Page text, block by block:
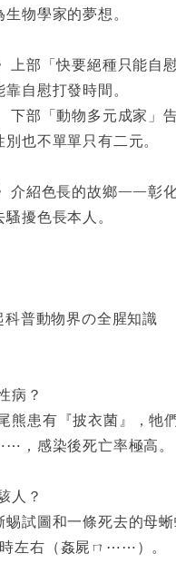
物學家的夢想。
部「快要絕種只能自
自慰打發時間。
成家」告訴你
也不單單只有二元。
介紹色長的故鄉——彰
擾色長本人。
普動物界の全腥知識
病？
熊患有『披衣菌』，牠
，感染後死亡率極高。
人？
試圖和一條死去的母
時左右（姦屍ㄇ⋯⋯）。